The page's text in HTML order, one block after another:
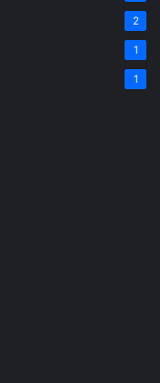
2
1
1